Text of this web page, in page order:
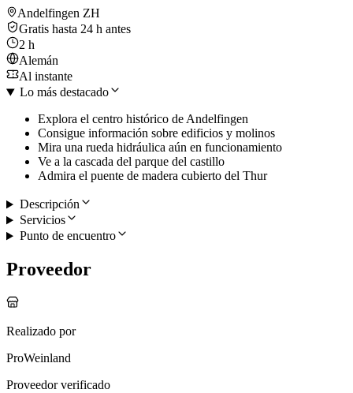
Andelfingen ZH
Gratis hasta 24 h antes
2 h
Alemán
Al instante
Lo más destacado
Explora el centro histórico de Andelfingen
Consigue información sobre edificios y molinos
Mira una rueda hidráulica aún en funcionamiento
Ve a la cascada del parque del castillo
Admira el puente de madera cubierto del Thur
Descripción
Servicios
Punto de encuentro
Proveedor
Realizado por
ProWeinland
Proveedor verificado